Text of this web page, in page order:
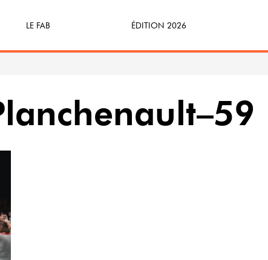
LE FAB
FABécoresponsable
ÉDITION 2026